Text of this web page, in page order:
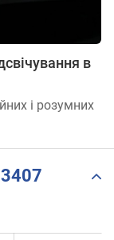
в
і розумних